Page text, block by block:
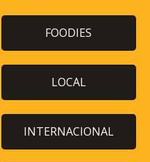
FOODIES
LOCAL
INTERNACIONAL